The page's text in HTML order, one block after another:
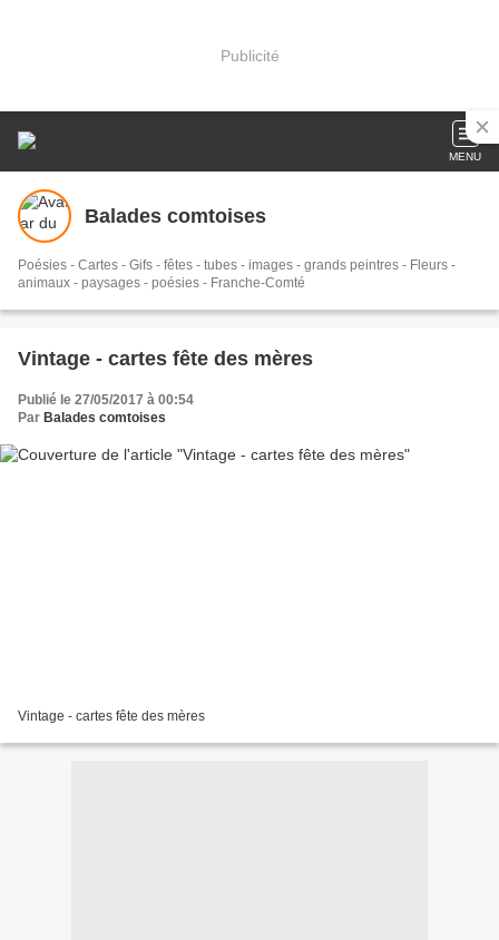
Publicité
MENU
Balades comtoises
Poésies - Cartes - Gifs - fêtes - tubes - images - grands peintres - Fleurs -
animaux - paysages - poésies - Franche-Comté
Vintage - cartes fête des mères
Publié le 27/05/2017 à 00:54
Par Balades comtoises
Vintage - cartes fête des mères